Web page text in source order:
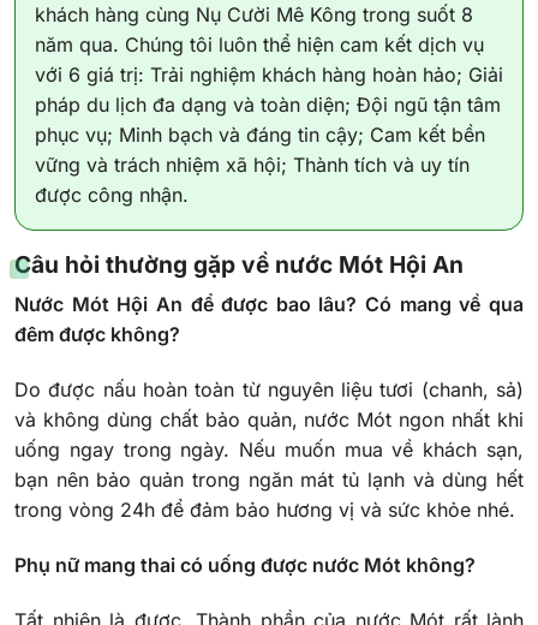
khách hàng cùng Nụ Cười Mê Kông trong suốt 8
năm qua. Chúng tôi luôn thể hiện cam kết dịch vụ
với 6 giá trị: Trải nghiệm khách hàng hoàn hảo; Giải
pháp du lịch đa dạng và toàn diện; Đội ngũ tận tâm
phục vụ; Minh bạch và đáng tin cậy; Cam kết bền
vững và trách nhiệm xã hội; Thành tích và uy tín
được công nhận.
Câu hỏi thường gặp về nước Mót Hội An
Nước Mót Hội An để được bao lâu? Có mang về qua
đêm được không?
Do được nấu hoàn toàn từ nguyên liệu tươi (chanh, sả)
và không dùng chất bảo quản, nước Mót ngon nhất khi
uống ngay trong ngày. Nếu muốn mua về khách sạn,
bạn nên bảo quản trong ngăn mát tủ lạnh và dùng hết
trong vòng 24h để đảm bảo hương vị và sức khỏe nhé.
Phụ nữ mang thai có uống được nước Mót không?
Tất nhiên là được. Thành phần của nước Mót rất lành